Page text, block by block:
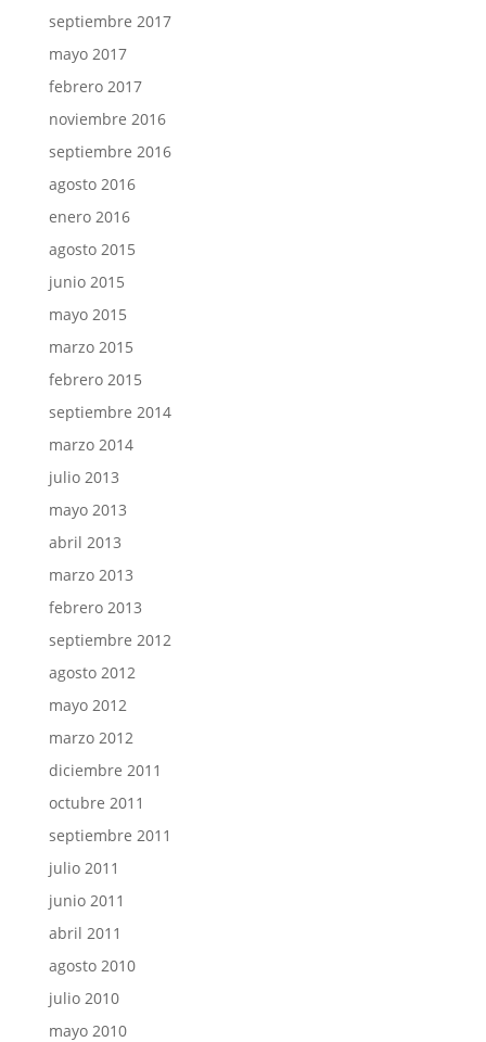
septiembre 2017
mayo 2017
febrero 2017
noviembre 2016
septiembre 2016
agosto 2016
enero 2016
agosto 2015
junio 2015
mayo 2015
marzo 2015
febrero 2015
septiembre 2014
marzo 2014
julio 2013
mayo 2013
abril 2013
marzo 2013
febrero 2013
septiembre 2012
agosto 2012
mayo 2012
marzo 2012
diciembre 2011
octubre 2011
septiembre 2011
julio 2011
junio 2011
abril 2011
agosto 2010
julio 2010
mayo 2010